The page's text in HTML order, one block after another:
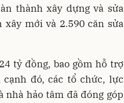
thành xây dựng và sửa
xây mới và 2.590 căn sửa
tỷ đồng, bao gồm hỗ trợ
đó, các tổ chức, lực
hảo tâm đã đóng góp